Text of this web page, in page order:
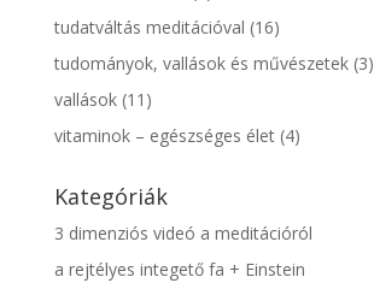
tudatváltás meditációval (16)
tudományok, vallások és művészetek(3)
vallások(11)
vitaminok – egészséges élet(4)
Kategóriák
3 dimenziós videó a meditációról
a rejtélyes integető fa + Einstein